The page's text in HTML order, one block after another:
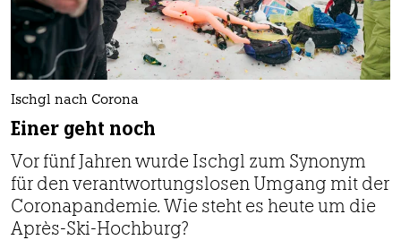
Ischgl nach Corona
Einer geht noch
Vor fünf Jahren wurde Ischgl zum Synonym
für den verantwortungslosen Umgang mit der
Coronapandemie. Wie steht es heute um die
Après-Ski-Hochburg?